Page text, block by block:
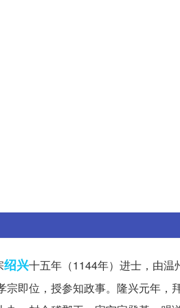
绍兴十五年（1144年）进士，由温
即位，授参知政事。隆兴元年，